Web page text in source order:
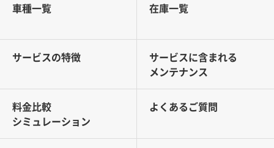
車種一覧 在庫一覧
サービスの特徴
サービスに含まれる
メンテナンス
料金比較
シミュレーション
よくあるご質問